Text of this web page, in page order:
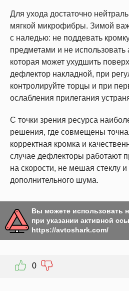
Для ухода достаточно
мягкой микрофибры. Зимой
с наледью: не поддевать
предметами и не
которая может ухудшить
дефлектор накладной, при
контролируйте торцы и при
ослабления прилегания
С точки зрения ресурса
решения, где совмещены
корректная кромка и
случае дефлекторы работают
на скорости, не мешая стеклу
дополнительного шума.
Вы можете использовать
при указании активной
https://avtoshark.com/
0